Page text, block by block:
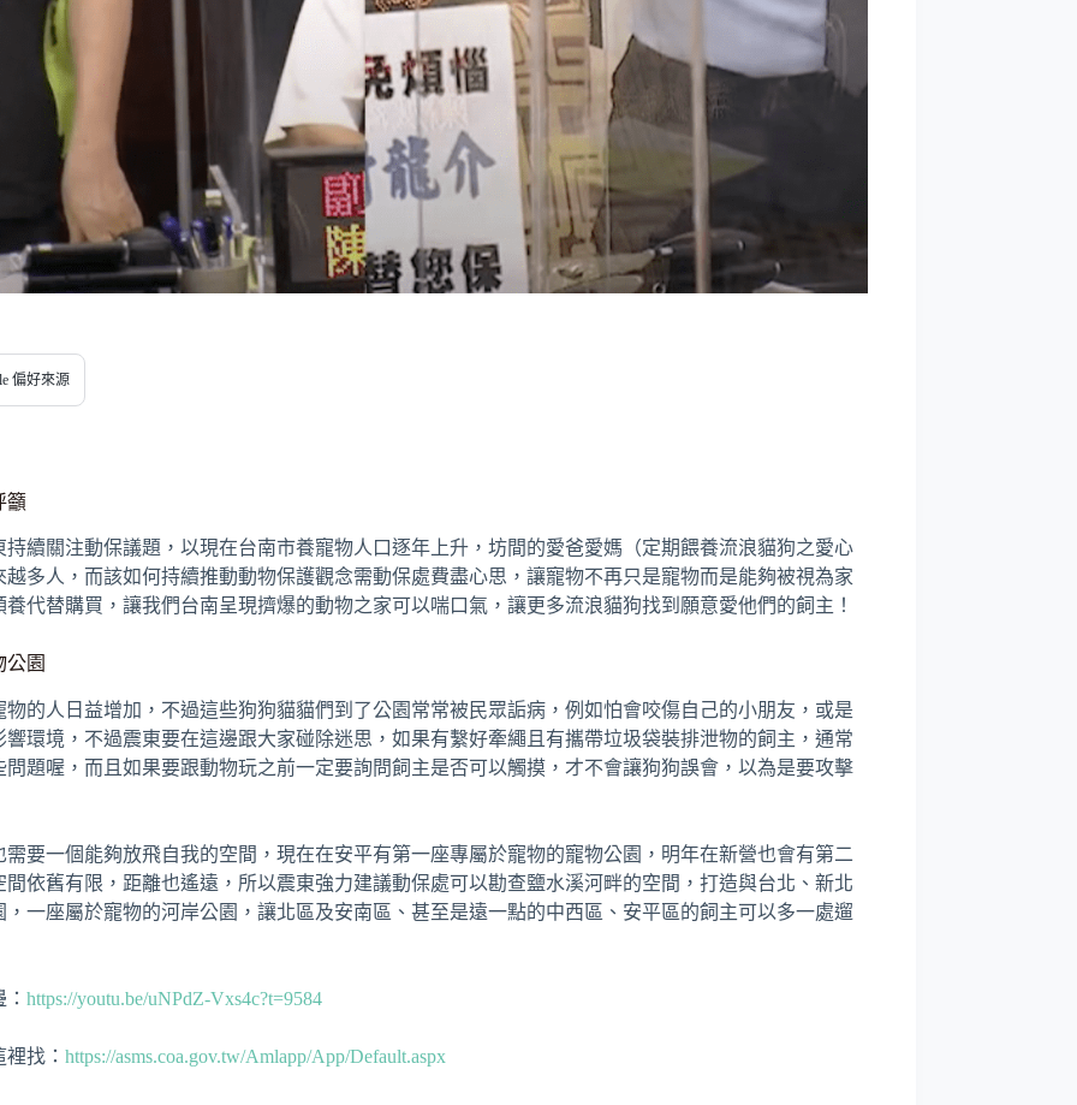
偏好來源
籲
持續關注動保議題，以現在台南市養寵物人口逐年上升，坊間的愛爸愛媽（定期餵養流浪貓狗之愛心
越多人，而該如何持續推動動物保護觀念需動保處費盡心思，讓寵物不再只是寵物而是能夠被視為家
養代替購買，讓我們台南呈現擠爆的動物之家可以喘口氣，讓更多流浪貓狗找到願意愛他們的飼主！
公園
物的人日益增加，不過這些狗狗貓貓們到了公園常常被民眾詬病，例如怕會咬傷自己的小朋友，或是
響環境，不過震東要在這邊跟大家碰除迷思，如果有繫好牽繩且有攜帶垃圾袋裝排泄物的飼主，通常
問題喔，而且如果要跟動物玩之前一定要詢問飼主是否可以觸摸，才不會讓狗狗誤會，以為是要攻擊
需要一個能夠放飛自我的空間，現在在安平有第一座專屬於寵物的寵物公園，明年在新營也會有第二
間依舊有限，距離也遙遠，所以震東強力建議動保處可以勘查鹽水溪河畔的空間，打造與台北、新北
，一座屬於寵物的河岸公園，讓北區及安南區、甚至是遠一點的中西區、安平區的飼主可以多一處遛
：https://youtu.be/uNPdZ-Vxs4c?t=9584
裡找：https://asms.coa.gov.tw/Amlapp/App/Default.aspx